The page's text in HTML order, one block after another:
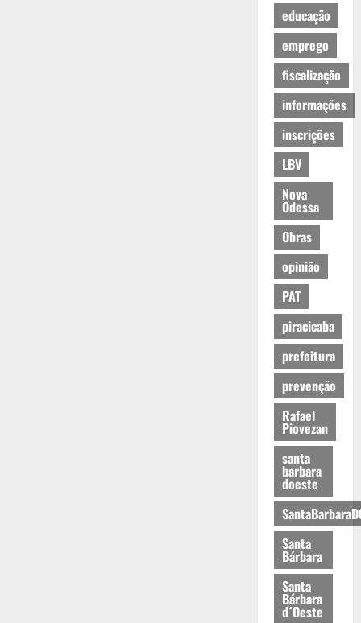
educação
emprego
fiscalização
informações
inscrições
LBV
Nova
Odessa
Obras
opinião
PAT
piracicaba
prefeitura
prevenção
Rafael
Piovezan
santa
barbara
doeste
Santa
Bárbara
Santa
Bárbara
d´Oeste